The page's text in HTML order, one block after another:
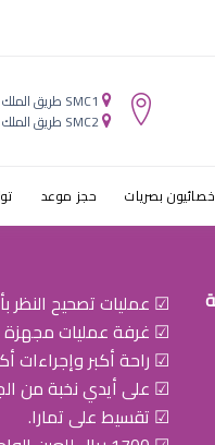
SMC1 طريق الملك فهد - الرياض
SMC2 طريق الملك عبدالله - الرياض
بصريات حجز موعد
☑ عمليات تصحيح النظر
☑ غرفة عمليات مجهزة
☑ راحة أكبر وإجراءات
☑ على أيدي نخبة من
☑ تقسيط على تمارا.